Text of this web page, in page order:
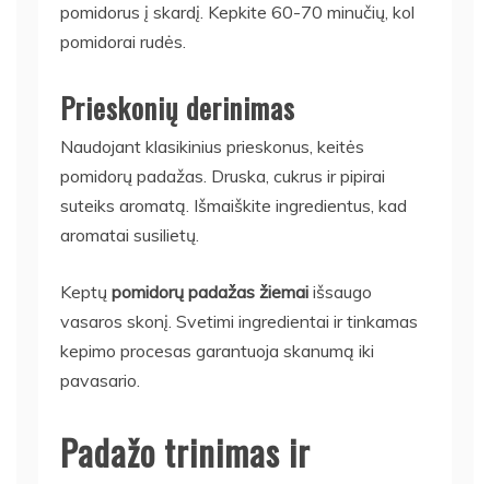
pomidorus į skardį. Kepkite 60-70 minučių, kol
pomidorai rudės.
Prieskonių derinimas
Naudojant klasikinius prieskonus, keitės
pomidorų padažas. Druska, cukrus ir pipirai
suteiks aromatą. Išmaiškite ingredientus, kad
aromatai susilietų.
Keptų pomidorų padažas žiemai išsaugo
vasaros skonį. Svetimi ingredientai ir tinkamas
kepimo procesas garantuoja skanumą iki
pavasario.
Padažo trinimas ir